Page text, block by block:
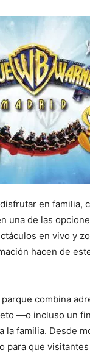
en familia,
una de las
en vivo y
hacen de
combina
—o incluso un
familia. Desde
para que